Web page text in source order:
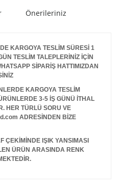
Önerileriniz
KARGOYA TESLİM SÜRESİ 1
TESLİM TALEPLERİNİZ İÇİN
SİPARİŞ HATTIMIZDAN
KARGOYA TESLİM
3-5 İŞ GÜNÜ İTHAL
HER TÜRLÜ SORU VE
ADRESİNDEN BİZE
ÇEKİMİNDE IŞIK YANSIMASI
ÜRÜN ARASINDA RENK